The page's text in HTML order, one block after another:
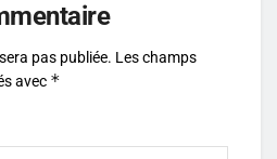
pas publiée. Les champs
avec *